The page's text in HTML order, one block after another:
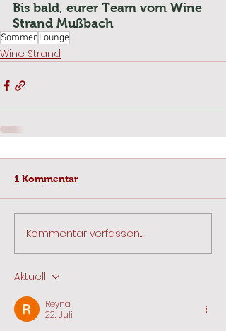
Bis bald, eurer Team vom Wine
Strand Mußbach
Sommer Lounge
Wine Strand
1 Kommentar
Kommentar verfassen...
Aktuell
Reyna
22. Juli